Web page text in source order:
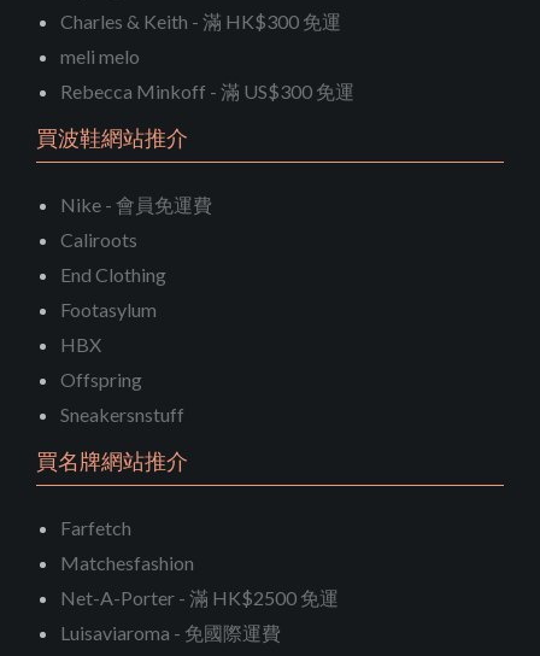
Charles & Keith - 滿 HK$300 免運
meli melo
Rebecca Minkoff - 滿 US$300 免運
買波鞋網站推介
Nike - 會員免運費
Caliroots
End Clothing
Footasylum
HBX
Offspring
Sneakersnstuff
買名牌網站推介
Farfetch
Matchesfashion
Net-A-Porter - 滿 HK$2500 免運
Luisaviaroma - 免國際運費